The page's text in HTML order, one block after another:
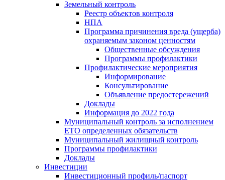
Земельный контроль
Реестр объектов контроля
НПА
Программа причинения вреда (ущерба)
охраняемым законом ценностям
Общественные обсуждения
Программы профилактики
Профилактические мероприятия
Информирование
Консультирование
Объявление предостережений
Доклады
Информация до 2022 года
Муниципальный контроль за исполнением
ЕТО определенных обязательств
Муниципальный жилищный контроль
Программы профилактики
Доклады
Инвестиции
Инвестиционный профиль/паспорт